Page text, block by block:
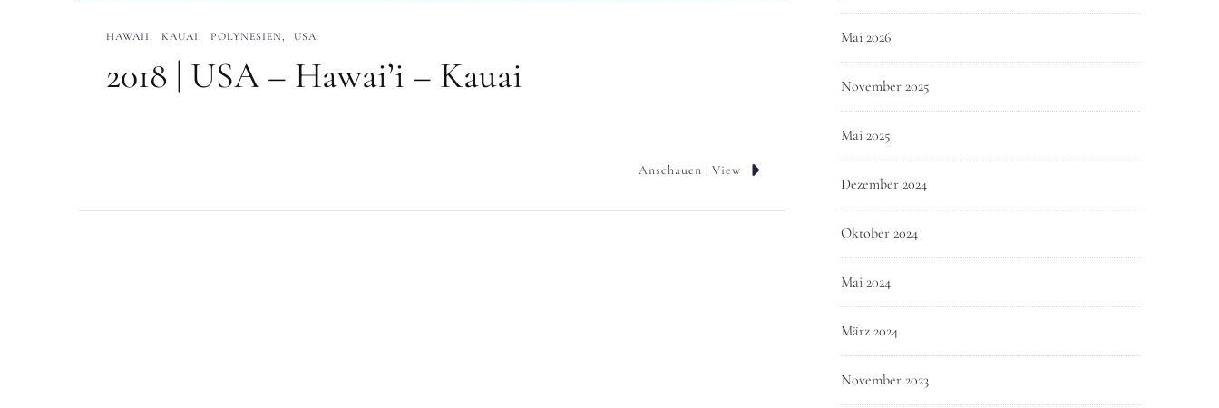
HAWAII KAUAI POLYNESIEN USA
2018 | USA – Hawai’i – Kauai
Anschauen | View
Mai 2026
November 2025
Mai 2025
Dezember 2024
Oktober 2024
Mai 2024
März 2024
November 2023